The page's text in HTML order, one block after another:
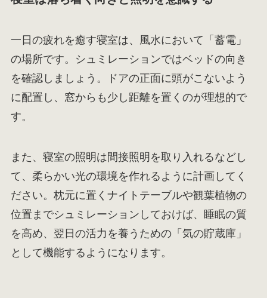
一日の疲れを癒す寝室は、風水において「蓄電」
の場所です。シュミレーションではベッドの向き
を確認しましょう。ドアの正面に頭がこないよう
に配置し、窓からも少し距離を置くのが理想的で
す。
また、寝室の照明は間接照明を取り入れるなどし
て、柔らかい光の環境を作れるように計画してく
ださい。枕元に置くナイトテーブルや観葉植物の
位置までシュミレーションしておけば、睡眠の質
を高め、翌日の活力を養うための「気の貯蔵庫」
として機能するようになります。